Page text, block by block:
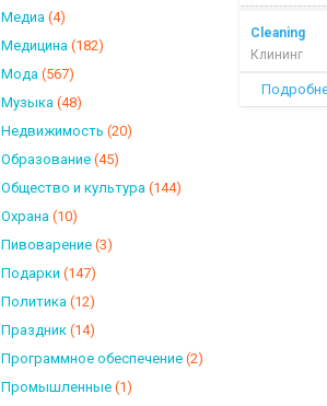
Медиа (4)
Медицина (182)
Мода (567)
Музыка (48)
Недвижимость (20)
Образование (45)
Общество и культура (144)
Охрана (10)
Пивоварение (3)
Подарки (147)
Политика (12)
Праздник (14)
Программное обеспечение (2)
Промышленные (1)
Cleaning
Клининг